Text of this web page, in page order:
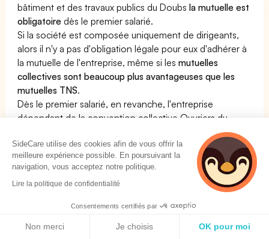
bâtiment et des travaux publics du Doubsla mutuelle est
obligatoire dès le premier salarié.
Si la société est composée uniquement de dirigeants,
alors il n'y a pas d'obligation légale pour eux d'adhérer à
la mutuelle de l'entreprise, même si lesmutuelles
collectives sont beaucoup plus avantageuses que les
mutuelles TNS.
Dès le premier salarié, en revanche, l'entreprise
dépendant de la convention collective Ouvriers du
bâtiment et des travaux publics du Doubs doit souscrire
à une complémentaire santé pour son personnel. Cette
mutuelle doit respecter des critères bien particuliers
définis dans la convention collective.
Voir notre page dédiée à la mutuelle pour la CCN
Ouvriers du bâtiment et des travaux publics du Doubs
En résumé :
SideCare utilise des cookies afin de vous offrir la
meilleure expérience possible. En poursuivant la
navigation, vous acceptez notre politique.
Lire la politique de confidentialité
Consentements certifiés par
Non merci Je choisis OK pour moi